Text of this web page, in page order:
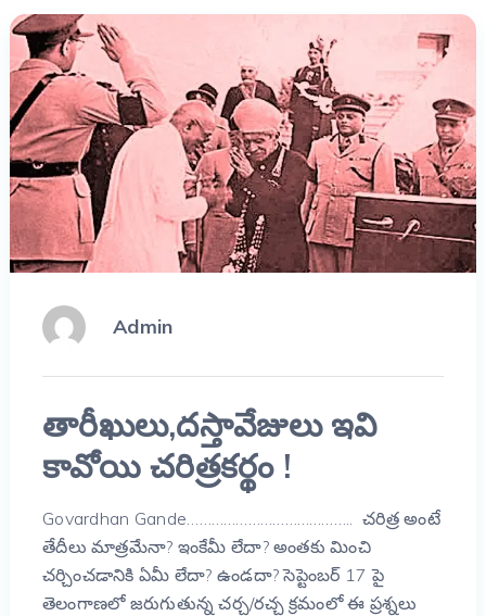
Admin
తారీఖులు,దస్తావేజులు ఇవి
కావోయి చరిత్రకర్థం !
Govardhan Gande………………………………….. చరిత్ర అంటే
తేదీలు మాత్రమేనా? ఇంకేమీ లేదా? అంతకు మించి
చర్చించడానికి ఏమీ లేదా? ఉండదా? సెప్టెంబర్ 17 పై
తెలంగాణలో జరుగుతున్న చర్చ/రచ్చ క్రమంలో ఈ ప్రశ్నలు